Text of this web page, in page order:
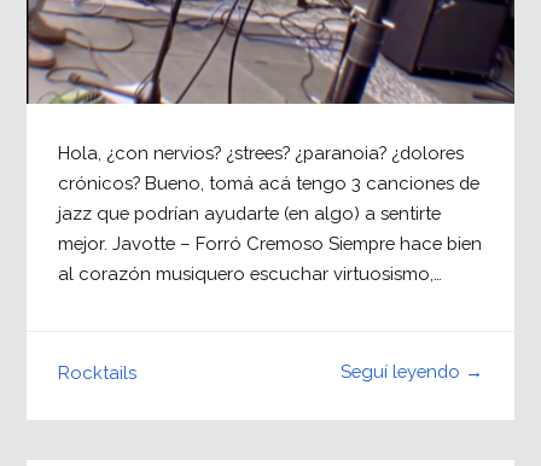
Hola, ¿con nervios? ¿strees? ¿paranoia? ¿dolores
crónicos? Bueno, tomá acá tengo 3 canciones de
jazz que podrían ayudarte (en algo) a sentirte
mejor. Javotte – Forró Cremoso Siempre hace bien
al corazón musiquero escuchar virtuosismo,…
Seguí leyendo →
Rocktails